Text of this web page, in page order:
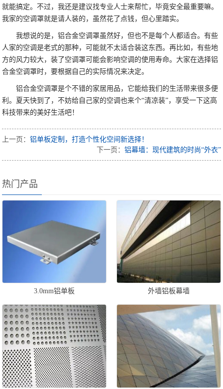
就能搞定。不过，我还是建议找专业人士来帮忙，毕竟安全最重要嘛。
我家的空调罩就是请人装的，虽然花了点钱，但心里踏实。
我想说的是，铝合金空调罩虽然好，但也不是每个人都适合。有些
人家的空调是老式的那种，可能就不太适合装这东西。再比如，有些地
方的风力较大，装了空调罩可能会影响空调的使用寿命。大家在选择铝
合金空调罩时，要根据自己的实际情况来决定。
铝合金空调罩是个不错的家居用品，它能给我们的生活带来很多便
利。夏天快到了，不妨给自己家的空调也来个“清凉装”，享受一下这高
科技带来的美好生活吧！
上一页：铝单板定制，打造个性化空间新选择！
下一页： 铝幕墙：现代建筑的时尚“外衣”
热门产品
3.0mm铝单板 外墙铝板幕墙